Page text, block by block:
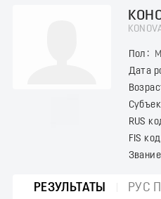
Пол
Дата
RUS
FIS код
РЕЗУЛЬТАТЫ РУС